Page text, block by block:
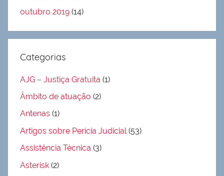
outubro 2019 (14)
Categorias
AJG – Justiça Gratuita (1)
Âmbito de atuação (2)
Antenas (1)
Artigos sobre Perícia Judicial(53)
Assistência Técnica (3)
Asterisk (2)